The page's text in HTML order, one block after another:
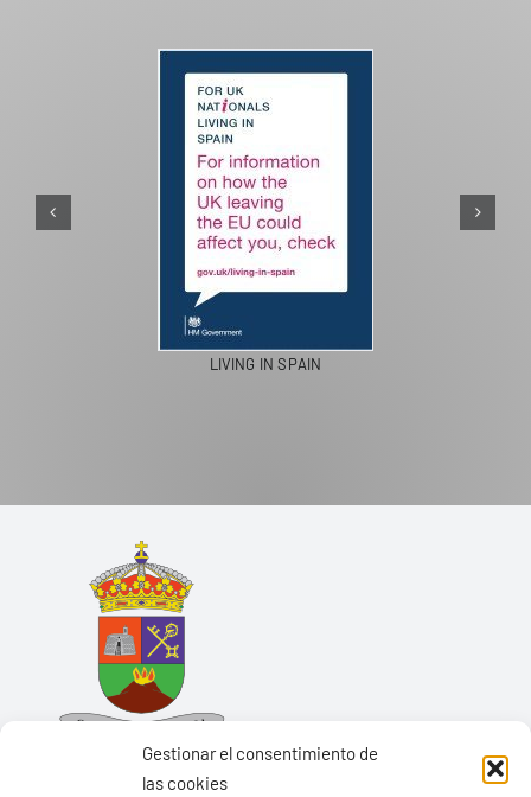
Gestionar el consentimiento de
las cookies
LIVING IN SPAIN